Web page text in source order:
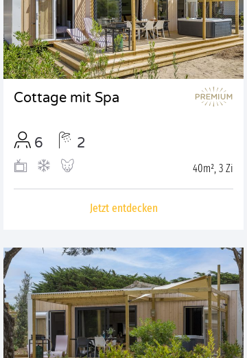
Cottage mit Spa
6 2
40m², 3 Zi
Jetzt entdecken